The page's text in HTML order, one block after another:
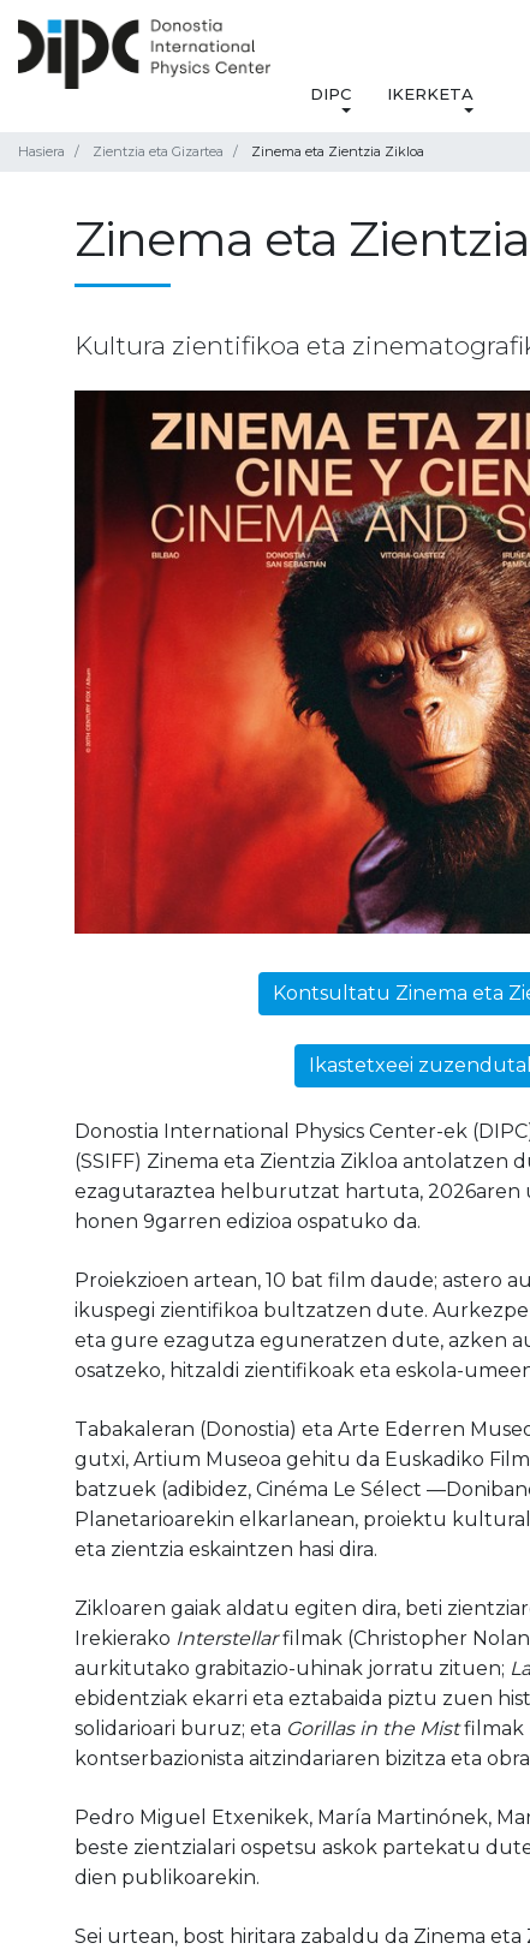
DIPC IKERKETA
Hasiera Zientzia eta Gizartea Zinema eta Zientzia Zikloa
Zinema eta
Kultura zientifikoa eta
Kontsultatu Zinema eta
Ikastetxeei
Donostia International Physics Center-ek
(SSIFF) Zinema eta Zientzia Zikloa
ezagutaraztea helburutzat hartuta,
honen 9garren edizioa ospatuko da.
Proiekzioen artean, 10 bat film daude; astero
ikuspegi zientifikoa bultzatzen dute.
eta gure ezagutza eguneratzen dute, azken
osatzeko, hitzaldi zientifikoak eta eskola-
Tabakaleran (Donostia) eta Arte Ederren
gutxi, Artium Museoa gehitu da Euskadiko
batzuek (adibidez, Cinéma Le Sélect
Planetarioarekin elkarlanean, proiektu
eta zientzia eskaintzen hasi dira.
Zikloaren gaiak aldatu egiten dira, beti
Irekierako Interstellarfilmak (Christopher
aurkitutako grabitazio-uhinak jorratu zituen;
ebidentziak ekarri eta eztabaida piztu zuen
solidarioari buruz; eta Gorillas in the Mistfilmak
kontserbazionista aitzindariaren bizitza eta
Pedro Miguel Etxenikek, María Martinónek,
beste zientzialari ospetsu askok partekatu
dien publikoarekin.
Sei urtean, bost hiritara zabaldu da Zinema